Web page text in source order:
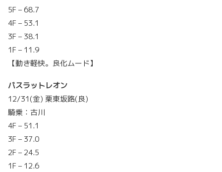
5F – 68.7
4F – 53.1
3F – 38.1
1F – 11.9
【動き軽快。良化ムード】
バスラットレオン
12/31(金) 栗東坂路(良)
騎乗：古川
4F – 51.1
3F – 37.0
2F – 24.5
1F – 12.6